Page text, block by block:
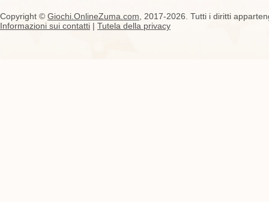
Copyright © Giochi.OnlineZuma.com , 2017-2026. Tutti i diritti
Informazioni sui contatti | Tutela della privacy